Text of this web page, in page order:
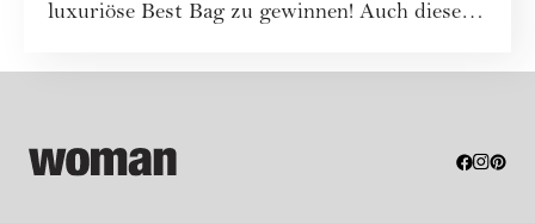
luxuriöse Best Bag zu gewinnen! Auch dieses